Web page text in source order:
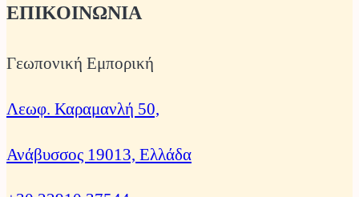
ΕΠΙΚΟΙΝΩΝΙΑ
Γεωπονική Εμπορική
Λεωφ. Καραμανλή 50,
Ανάβυσσος 19013, Ελλάδα